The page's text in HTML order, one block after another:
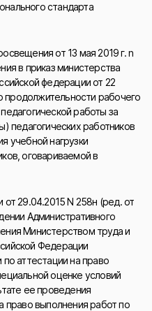
стандарта
от 13 мая 2019 г. n
в приказ министерства
федерации от 22
продолжительности рабочего
работы за
педагогических работников
учебной нагрузки
оговариваемой в
от 29.04.2015 N 258н (ред. от
Административного
Министерством труда и
Федерации
по аттестации на право
оценке условий
ее проведения
право выполнения работ по